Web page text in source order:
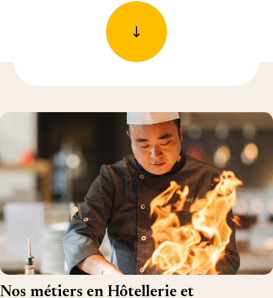
Nos métiers en Hôtellerie et